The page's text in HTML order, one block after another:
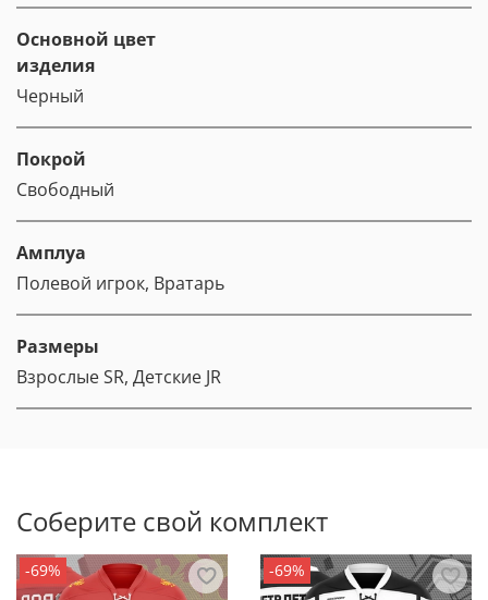
Основной цвет
изделия
Черный
Покрой
Свободный
Амплуа
Полевой игрок, Вратарь
Размеры
Взрослые SR, Детские JR
Соберите свой комплект
-69% -69%